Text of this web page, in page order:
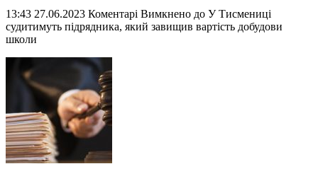
13:43 27.06.2023 Коментарі Вимкнено до У Тисмениці
судитимуть підрядника, який завищив вартість добудови
школи